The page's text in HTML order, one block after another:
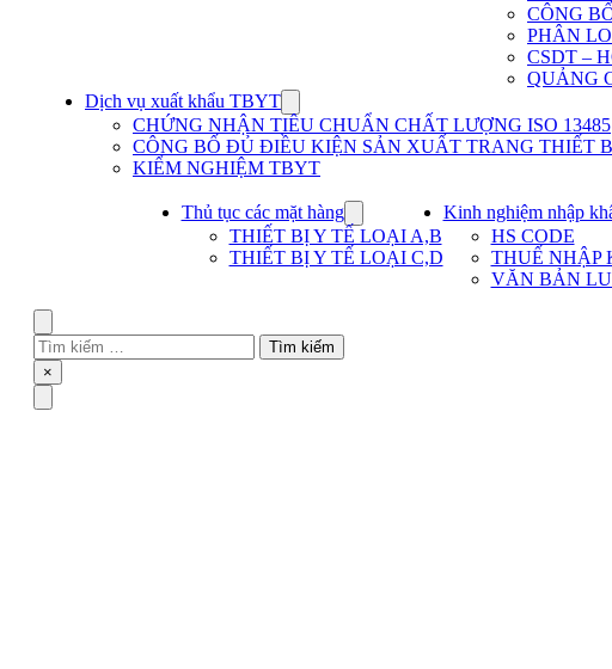
CÔNG
PHÂN
CSDT –
QUẢNG
Dịch vụ xuất khẩu TBYT
submenu
for
Dịch
vụ
khẩu
TBYT
CHỨNG NHẬN TIÊU CHUẨN CHẤT LƯỢNG ISO 13485
CÔNG BỐ ĐỦ ĐIỀU KIỆN SẢN XUẤT TRANG THIẾT
KIỂM NGHIỆM TBYT
Thủ tục các mặt hàng
submenu
for
Thủ
THIẾT BỊ Y TẾ LOẠI A,B
THIẾT BỊ Y TẾ LOẠI C,D
Kinh nghiệm nhập
HS CODE
THUẾ NHẬP
VĂN BẢN
Tìm
kiếm
cho:
Close
×